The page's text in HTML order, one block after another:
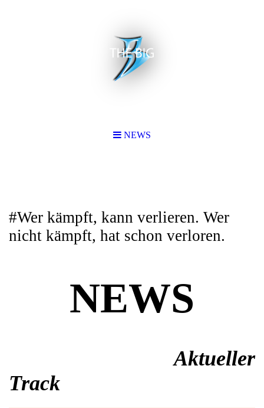
NEWS
#Wer kämpft, kann verlieren. Wer
nicht kämpft, hat schon verloren.
NEWS
Aktueller
Track